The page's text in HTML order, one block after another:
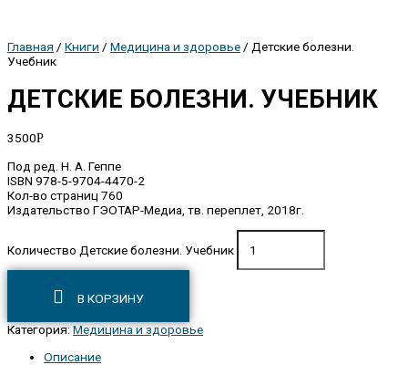
Главная / Книги / Медицина и здоровье / Детские болезни.
Учебник
ДЕТСКИЕ БОЛЕЗНИ. УЧЕБНИК
3500Р
Под ред. Н. А. Геппе
ISBN 978-5-9704-4470-2
Кол-во страниц 760
Издательство ГЭОТАР-Медиа, тв. переплет, 2018г.
Количество Детские болезни. Учебник
В КОРЗИНУ
Категория:Медицина и здоровье
Описание